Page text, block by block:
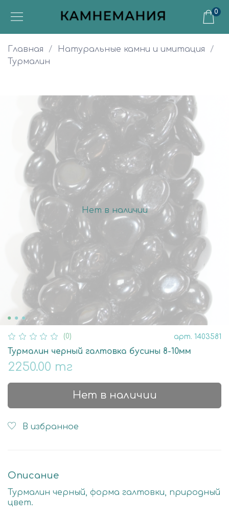
0
Главная
Натуральные камни и имитация
Турмалин
Нет в наличии
(0) арт. 1403581
Турмалин черный галтовка бусины 8-10мм
2250.00 тг
Нет в наличии
В избранное
Описание
Турмалин черный, форма галтовки, природный
цвет.